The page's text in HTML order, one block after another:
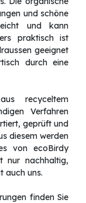
und schöne
und kann
praktisch ist
geeignet
durch eine
recyceltem
Verfahren
geprüft und
diesem werden
von ecoBirdy
nur nachhaltig,
auch uns.
finden Sie